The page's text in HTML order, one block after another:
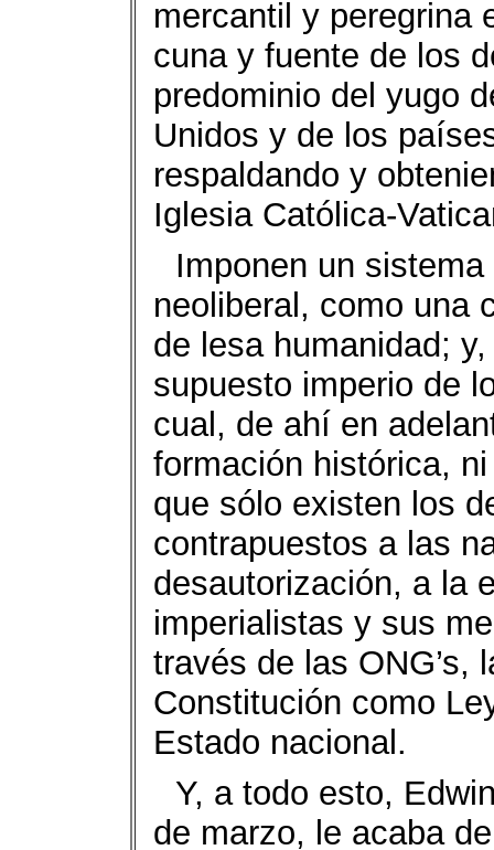
mercantil y peregrina
cuna y fuente de los
predominio del yugo
Unidos y de los
respaldando y
Iglesia Católica-
Imponen un
neoliberal, como una
de lesa humanidad;
supuesto imperio de
cual, de ahí en
formación histórica,
que sólo existen los
contrapuestos a las
desautorización, a la
imperialistas y sus
través de las ONG’s,
Constitución como
Estado nacional.
Y, a todo esto,
de marzo, le acaba